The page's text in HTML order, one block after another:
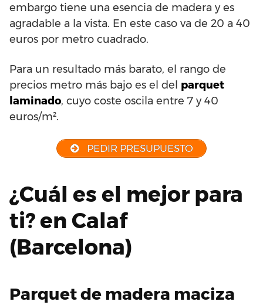
embargo tiene una esencia de madera y es
agradable a la vista. En este caso va de 20 a 40
euros por metro cuadrado.
Para un resultado más barato, el rango de
precios metro más bajo es el del parquet
laminado, cuyo coste oscila entre 7 y 40
euros/m².
PEDIR PRESUPUESTO
¿Cuál es el mejor para
ti? en Calaf
(Barcelona)
Parquet de madera maciza